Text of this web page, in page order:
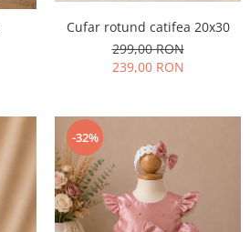
Cufar rotund catifea 20x30
299,00 RON
239,00 RON
-32%